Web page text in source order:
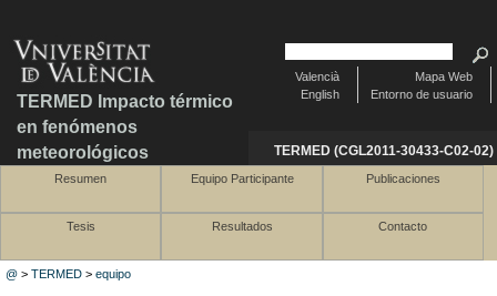
TERMED Impacto térmico
en fenómenos
meteorológicos
Mapa Web
Entorno de usuario
Valencià
English
TERMED (CGL2011-30433-C02-02)
Resumen Equipo Participante Publicaciones
Tesis Resultados Contacto
@ >TERMED >equipo